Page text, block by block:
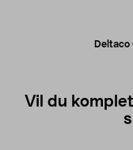
Deltaco
Vil du